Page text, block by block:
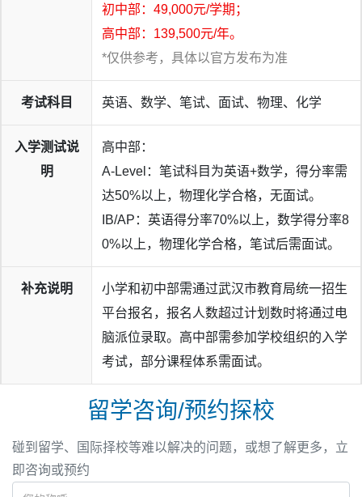
历届牛津、剑桥录取总数已达 140份，本年
前，学子们共收获G5院校录取301份，超过去年同期，其中
包括伦敦政治经济学院25份、帝国理工学院31份、伦敦大
学学院235份。同时，学校实现《泰晤士报》全英排名前十
高校录取“大满贯”，圣安德鲁斯大学、杜伦大学、巴斯大
学、华威大学等传统强校持续丰收。
，英中学子共获得加拿大高校录取通知书
——麦吉尔大学、多伦多大学、英属哥伦比亚大学——合计
录取343份。此外，滑铁卢大学、麦克马斯特大学、女王大
初中部：49,000元/学期；
高中部：139,500元/年。
*仅供参考，具体以官方发布为准
考试科目 英语、数学、笔试、面试、物理、化学
入学测试说
明
高中部：
A-Level：笔试科目为英语+数学，得分率需
达50%以上，物理化学合格，无面试。
IB/AP：英语得分率70%以上，数学得分率8
0%以上，物理化学合格，笔试后需面试。
补充说明
小学和初中部需通过武汉市教育局统一招生
平台报名，报名人数超过计划数时将通过电
脑派位录取。高中部需参加学校组织的入学
考试，部分课程体系需面试。
留学咨询/预约探校
碰到留学、国际择校等难以解决的问题，或想了解更多，立
即咨询或预约